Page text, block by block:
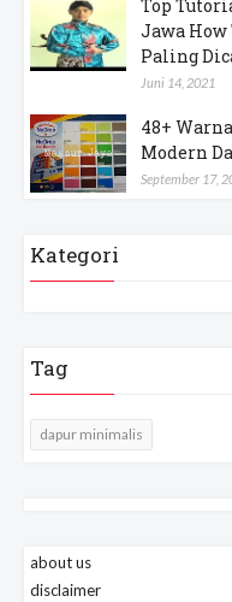
Top
Jawa How
Paling
Juni 14, 2021
48+
Modern
September 17,
Kategori
Tag
dapur minimalis
about us
disclaimer